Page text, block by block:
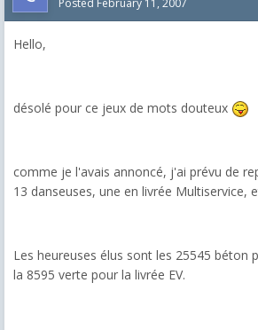
Hello,
désolé pour ce jeux de mots douteux
comme je l'avais annoncé, j'ai prévu de
13 danseuses, une en livrée Multiservice,
Les heureuses élus sont les 25545 béton
la 8595 verte pour la livrée EV.